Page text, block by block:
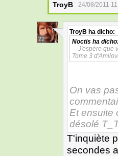
TroyB 24/08/2011
22
TroyB ha dicho:
Noctis ha
J'espère que
Tome 3
On vas
Et ensuite
désolé
T'inquiète
secondes